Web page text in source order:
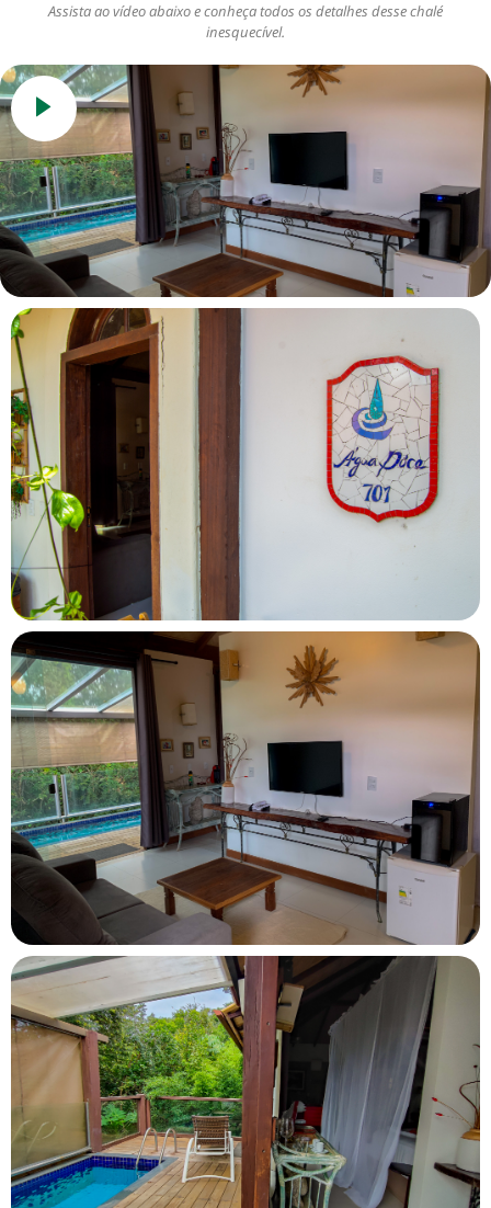
Assista ao vídeo abaixo e conheça todos os detalhes desse chalé
inesquecível.